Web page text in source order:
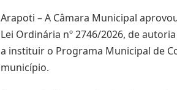
Arapoti – A Câmara Municipal
Lei Ordinária nº 2746/2026, de
a instituir o Programa Municipal de
município.